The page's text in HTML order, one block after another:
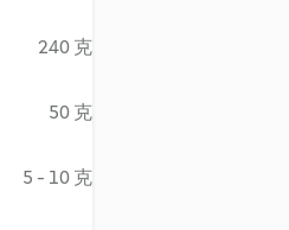
240 克
50 克
5 - 10 克